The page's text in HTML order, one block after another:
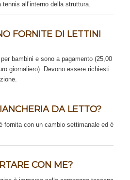
all’interno della struttura.
FORNITE DI LETTINI
bambini e sono a pagamento (25,00
giornaliero). Devono essere richiesti
DA LETTO?
fornita con un cambio settimanale ed è
CON ME?